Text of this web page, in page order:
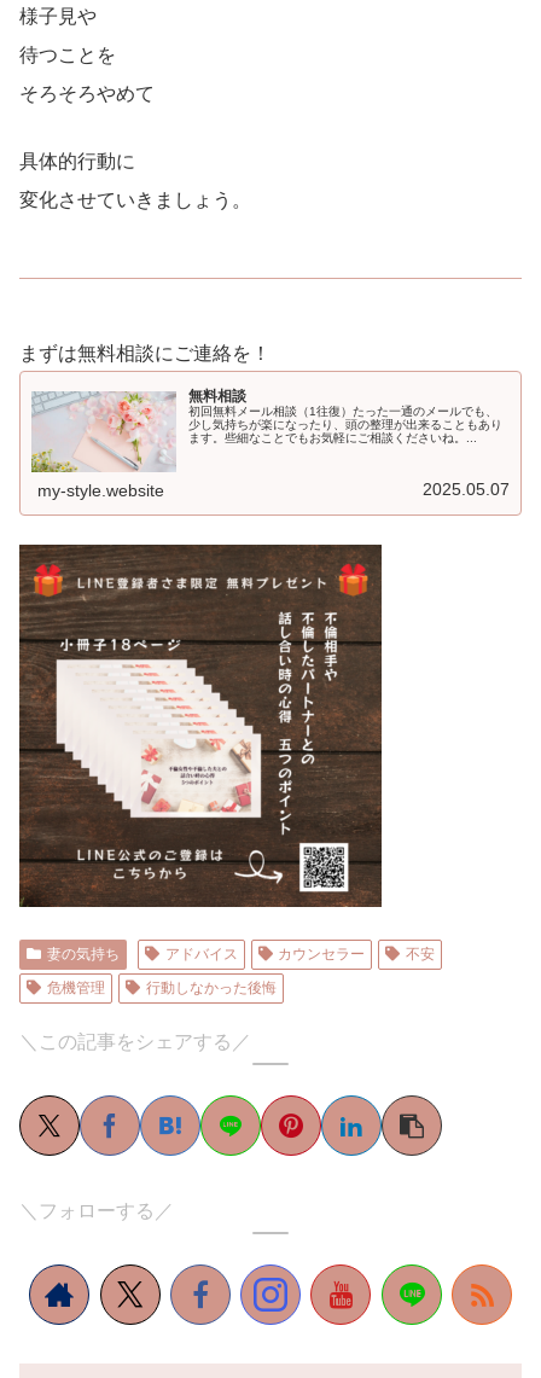
様子見や
待つことを
そろそろやめて
具体的行動に
変化させていきましょう。
まずは無料相談にご連絡を！
無料相談
初回無料メール相談（1往復）たった一通のメールでも、
少し気持ちが楽になったり、頭の整理が出来ることもあり
ます。些細なことでもお気軽にご相談くださいね。...
my-style.website 2025.05.07
妻の気持ち アドバイス カウンセラー
不安
危機管理
行動しなかった後悔
＼この記事をシェアする／
＼フォローする／